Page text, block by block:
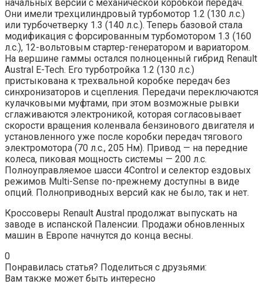
начальных версий с механической коробкой передач.
Они имели трехцилиндровый турбомотор 1.2 (130 л.с.)
или турбочетверку 1.3 (140 л.с.). Теперь базовой стала
модификация с форсированным турбомотором 1.3 (160
л.с.), 12-вольтовым стартер-генератором и вариатором.
На вершине гаммы остался полноценный гибрид Renault
Austral E-Tech. Его турботройка 1.2 (130 л.с.)
пристыкована к трехвальной коробке передач без
синхронизаторов и сцепления. Передачи переключаются
кулачковыми муфтами, при этом возможные рывки
сглаживаются электроникой, которая согласовывает
скорости вращения коленвала бензинового двигателя и
установленного уже после коробки передач тягового
электромотора (70 л.с., 205 Нм). Привод — на передние
колеса, пиковая мощность системы — 200 л.с.
Полноуправляемое шасси 4Control и селектор ездовых
режимов Multi-Sense по-прежнему доступны в виде
опций. Полноприводных версий как не было, так и нет.
Кроссоверы Renault Austral продолжат выпускать на
заводе в испанской Паленсии. Продажи обновленных
машин в Европе начнутся до конца весны.
0
Понравилась статья? Поделиться с друзьями:
Вам также может быть интересно